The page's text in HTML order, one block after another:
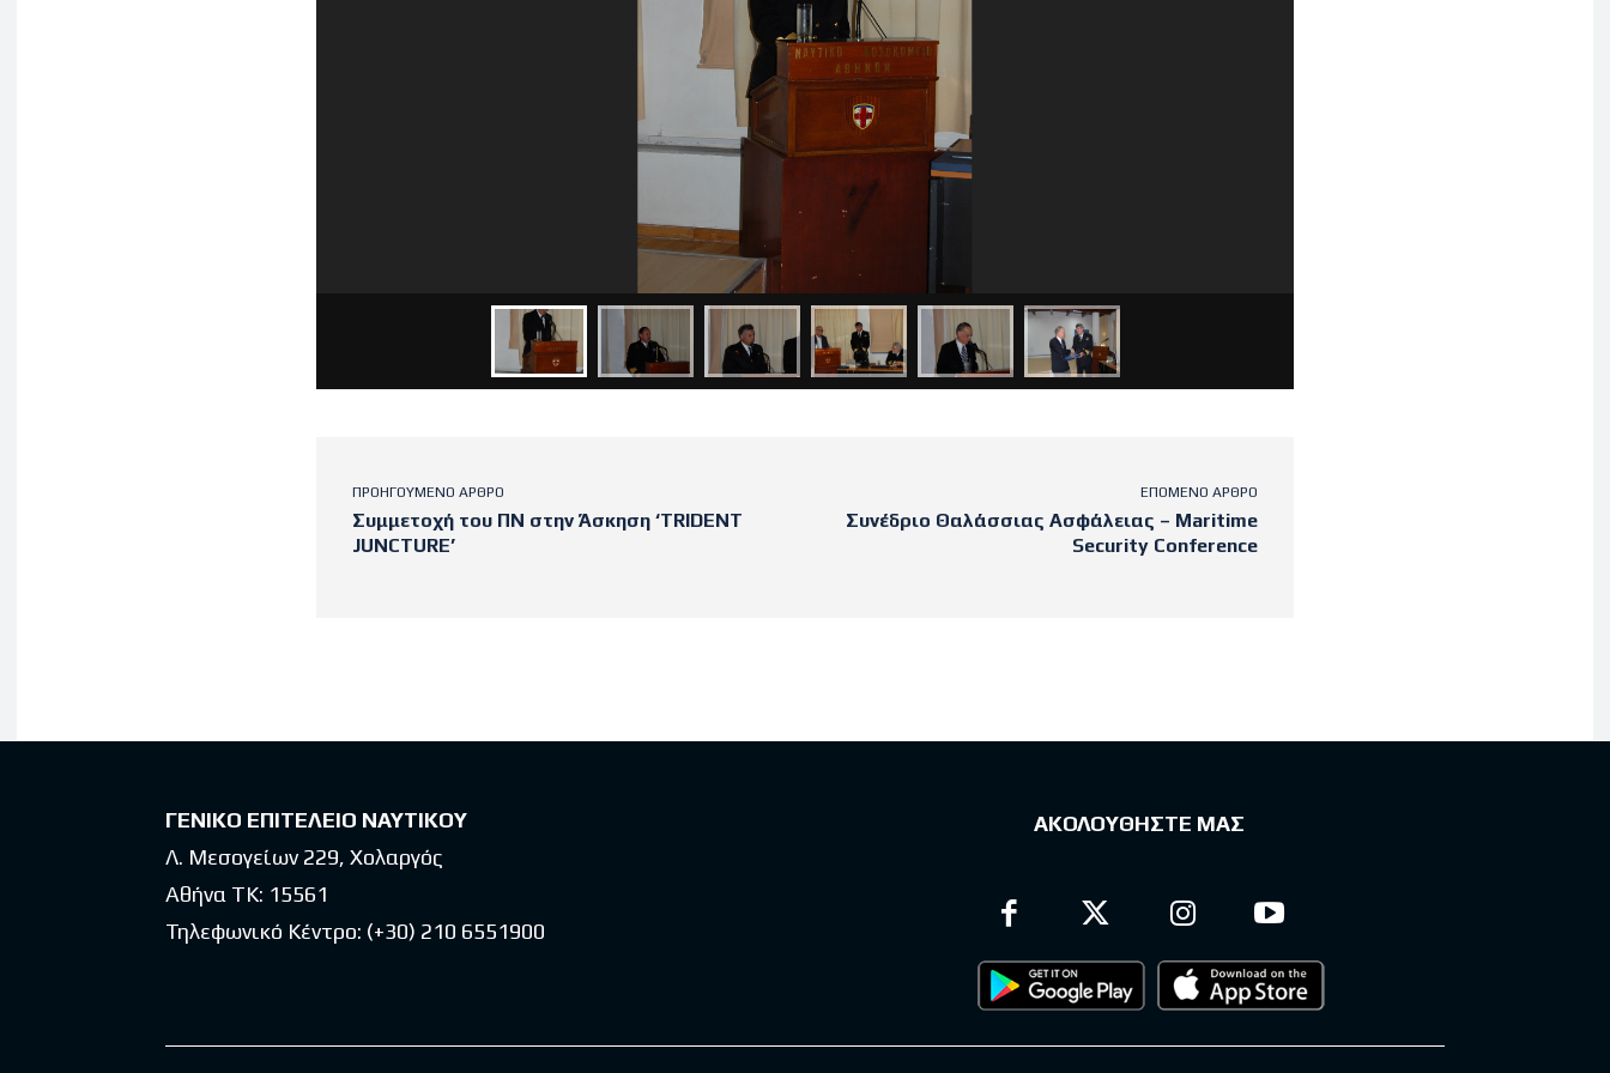
ΠΡΟΗΓΟΎΜΕΝΟ ΆΡΘΡΟ
Συμμετοχή του ΠΝ στην Άσκηση ‘TRIDENT
JUNCTURE’
ΕΠΌΜΕΝΟ ΆΡΘΡΟ
Συνέδριο Θαλάσσιας Ασφάλειας – Maritime
Security Conference
ΓΕΝΙΚΟ ΕΠΙΤΕΛΕΙΟ ΝΑΥΤΙΚΟΥ
Λ. Μεσογείων 229, Χολαργός
Αθήνα ΤΚ: 15561
Τηλεφωνικό Κέντρο: (+30) 210 6551900
ΑΚΟΛΟΥΘΗΣΤΕ ΜΑΣ